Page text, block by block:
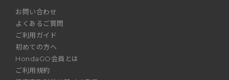
お問い合わせ
よくあるご質問
ご利用ガイド
初めての方へ
HondaGO会員とは
ご利用規約